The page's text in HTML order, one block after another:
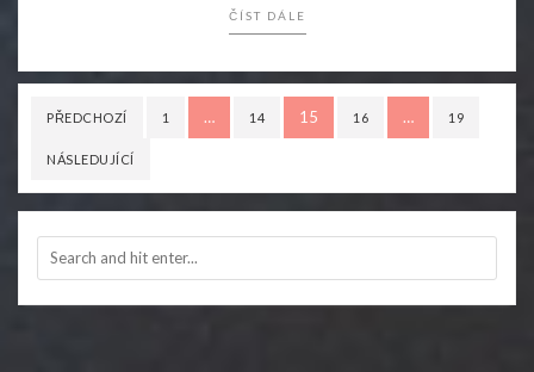
ČÍST DÁLE
Stránkování
PŘEDCHOZÍ 1 … 14 15 16 … 19
NÁSLEDUJÍCÍ